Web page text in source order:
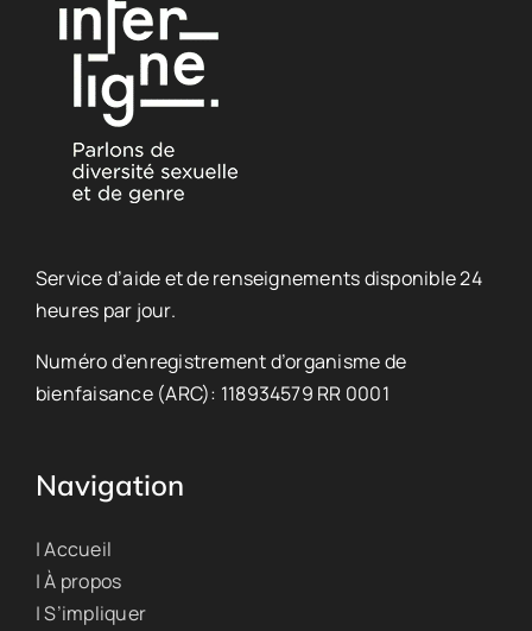
Service d’aide et de renseignements disponible 24
heures par jour.
Numéro d’enregistrement d’organisme de
bienfaisance (ARC): 118934579 RR 0001
Navigation
| Accueil
| À propos
| S’impliquer